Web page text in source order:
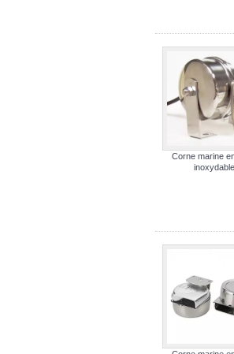
Corne marine
inoxydable